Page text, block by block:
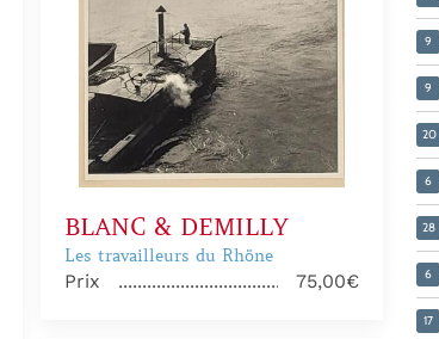
BLANC & DEMILLY
Les travailleurs du Rhöne
Prix 75,00€
9
9
20
6
28
6
17